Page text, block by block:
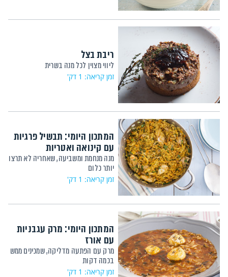
ריבת בצל
ליווי מצוין לכל מנה בשרית
זמן קריאה: 1 דק'
המתכון היומי: תבשיל פרגיות
עם קינואה ואטריות
מנה מנחמת ומשביעה, שאחריה לא תרצו
יותר כלום
זמן קריאה: 1 דק'
המתכון היומי: מרק עגבניות
עם אורז
מרק עם הפתעה מדליקה, שמכינים ממש
בכמה דקות
זמן קריאה: 1 דק'